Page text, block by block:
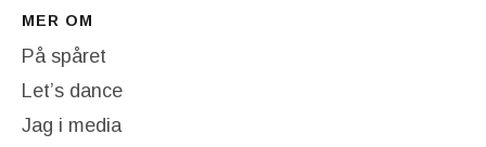
MER OM
På spåret
Let’s dance
Jag i media